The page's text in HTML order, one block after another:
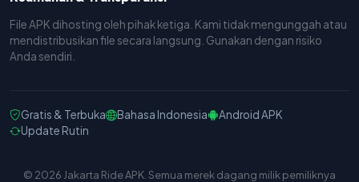
File APK dihosting oleh pihak ketiga. Kami tidak mengunggah atau
mendistribusikan file secara langsung. Gunakan dengan risiko
Anda sendiri.
Gratis & Terbuka Bahasa Indonesia
Android APK
Update Rutin
© 2026 Jakarta Ride APK. Semua merek dagang milik pemiliknya